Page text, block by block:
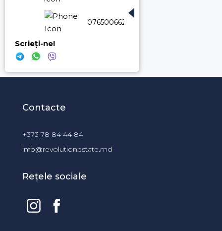
076500662
Scrieți-ne!
Contacte
+373 78 84 44 84
info@revolutionestate.md
Rețele sociale